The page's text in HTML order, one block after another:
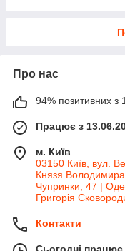
Про нас
94% позитивних з
Працює з
м. Київ
03150 Київ, вул.
Князя
Чупринки, 47 |
Григорія
Контакти